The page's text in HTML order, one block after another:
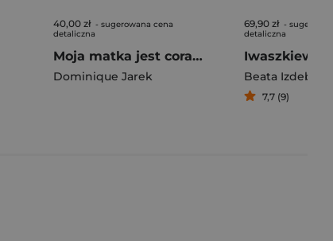
40,00 zł - sugerowana cena
detaliczna
Moja matka jest coraz młodsza
Dominique Jarek
69,90 zł -
detaliczna
Beata
7,7 (9)